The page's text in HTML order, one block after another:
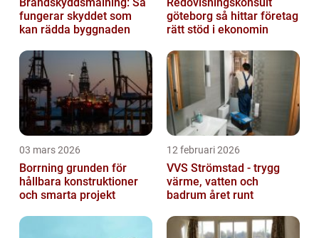
fungerar skyddet som
kan rädda byggnaden
göteborg så hittar företag
rätt stöd i ekonomin
03 mars 2026
Borrning grunden för
hållbara konstruktioner
och smarta projekt
12 februari 2026
VVS Strömstad - trygg
värme, vatten och
badrum året runt